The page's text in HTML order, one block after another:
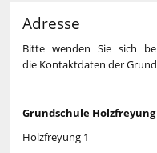
Grundschule
Holzfreyung
Adresse
Bitte wenden Sie sich
die Kontaktdaten der
Grundschule Holzfreyung
Holzfreyung 1